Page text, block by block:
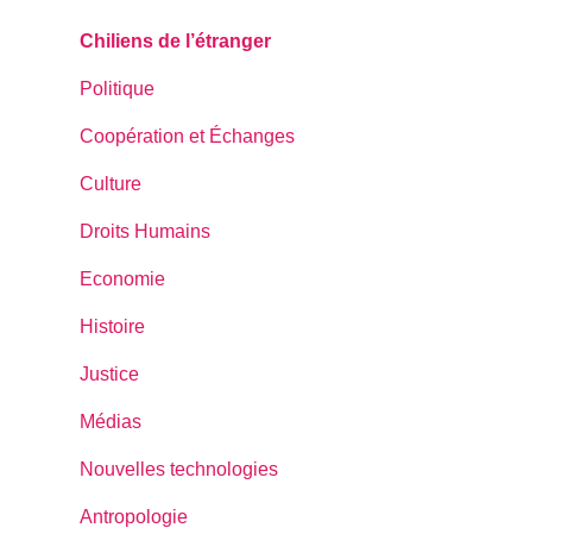
Chiliens de l’étranger
Politique
Coopération et Échanges
Culture
Droits Humains
Economie
Histoire
Justice
Médias
Nouvelles technologies
Antropologie